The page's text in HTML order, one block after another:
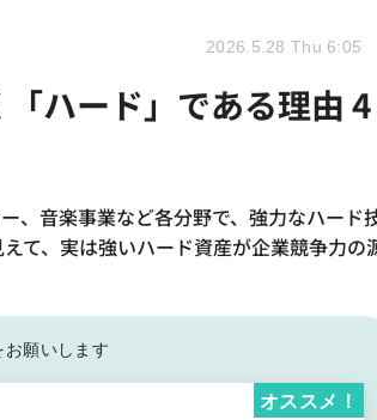
ハード」である理由 4
、音楽事業など各分野で、強力なハード
て、実は強いハード資産が企業競争力の
2026.5.28 Thu 6:05
願いします
オススメ！